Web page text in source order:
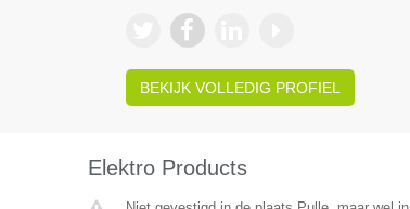
BEKIJK VOLLEDIG PROFIEL
Elektro Products